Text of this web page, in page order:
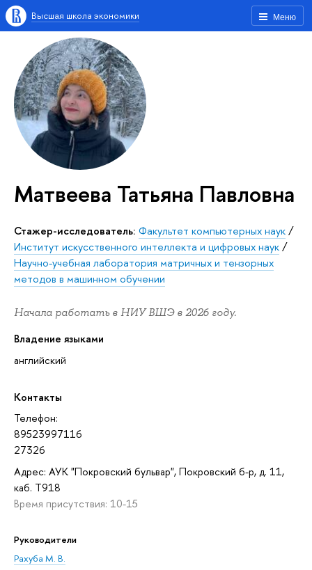
Меню
Высшая школа экономики
Матвеева Татьяна Павловна
Стажер-исследователь: Факультет компьютерных наук/
Институт искусственного интеллекта и цифровых наук/
Научно-учебная лаборатория матричных и тензорных
методов в машинном обучении
Начала работать в НИУ ВШЭ в 2026 году.
Владение языками
английский
Контакты
Телефон:
89523997116
27326
Адрес: АУК "Покровский бульвар", Покровский б-р, д. 11,
каб. T918
Время присутствия: 10-15
Руководители
Рахуба М. В.